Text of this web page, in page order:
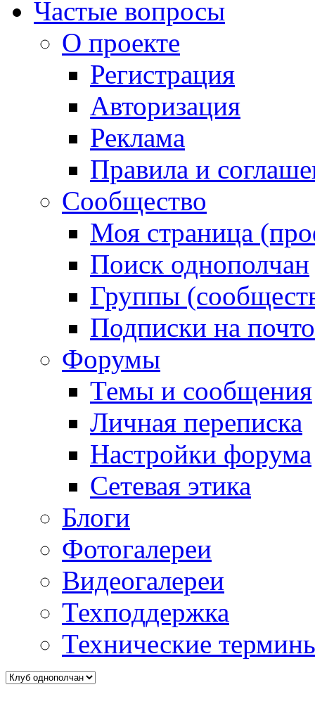
Частые вопросы
О проекте
Регистрация
Авторизация
Реклама
Правила и
Сообщество
Моя страница
Поиск однополчан
Группы
Подписки на
Форумы
Темы и сообщения
Личная переписка
Настройки форума
Сетевая этика
Блоги
Фотогалереи
Видеогалереи
Техподдержка
Технические